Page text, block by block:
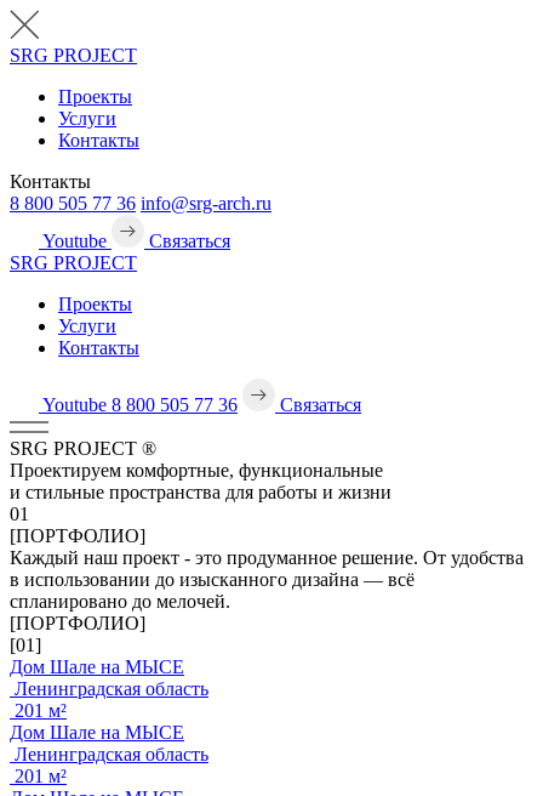
SRG PROJECT
Проекты
Услуги
Контакты
Контакты
8 800 505 77 36 info@srg-arch.ru
Youtube
Связаться
SRG PROJECT
Проекты
Услуги
Контакты
Youtube 8 800 505 77 36 Связаться
SRG PROJECT ®
Проектируем комфортные, функциональные
и стильные пространства для работы и жизни
01
[ПОРТФОЛИО]
Каждый наш проект - это продуманное решение. От удобства
в использовании до изысканного дизайна — всё
спланировано до мелочей.
[ПОРТФОЛИО]
[01]
Дом Шале на МЫСЕ
Ленинградская область
201 м²
Дом Шале на МЫСЕ
Ленинградская область
201 м²